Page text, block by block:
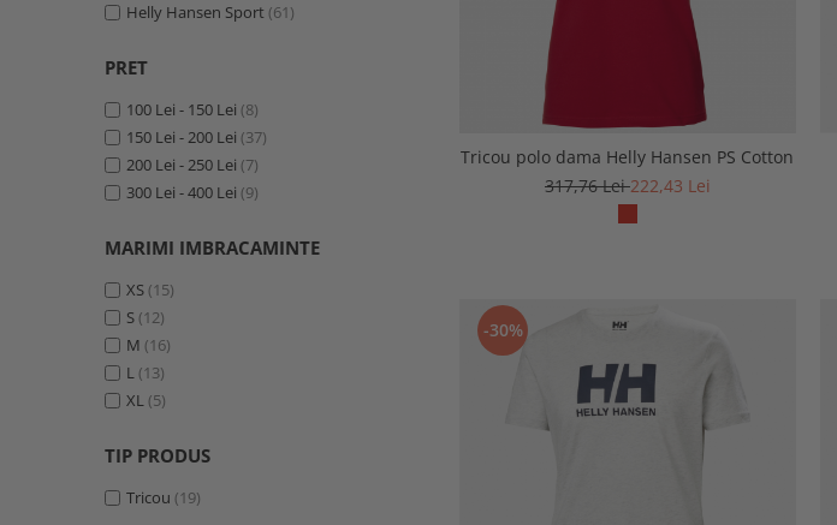
Helly Hansen Sport (61)
PRET
100 Lei - 150 Lei (8)
150 Lei - 200 Lei (37)
200 Lei - 250 Lei (7)
300 Lei - 400 Lei (9)
MARIMI IMBRACAMINTE
XS (15)
S (12)
M (16)
L (13)
XL (5)
TIP PRODUS
Tricou (19)
Tricou polo dama Helly Hansen PS Cotton
317,76 Lei222,43 Lei
-30%